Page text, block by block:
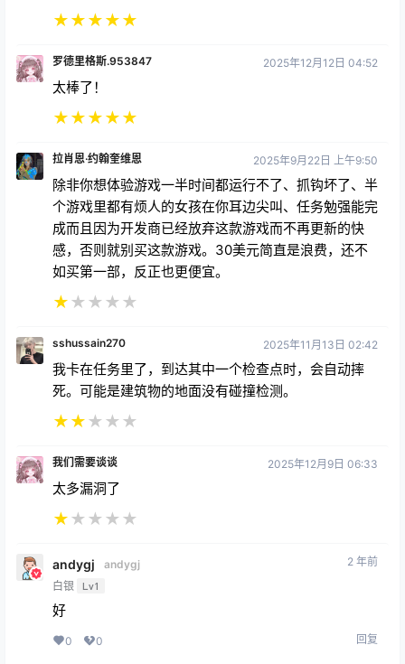
★★★★★
罗德里格斯.953847 2025年12月12日 04:52
太棒了！
★★★★★
拉肖恩·约翰奎维恩 2025年9月22日 上午9:50
除非你想体验游戏一半时间都运行不了、抓钩坏了、半
个游戏里都有烦人的女孩在你耳边尖叫、任务勉强能完
成而且因为开发商已经放弃这款游戏而不再更新的快
感，否则就别买这款游戏。30美元简直是浪费，还不
如买第一部，反正也更便宜。
★★ ★ ★ ★
sshussain270 2025年11月13日 02:42
我卡在任务里了，到达其中一个检查点时，会自动摔
死。可能是建筑物的地面没有碰撞检测。
★★★ ★ ★
我们需要谈谈 2025年12月9日 06:33
太多漏洞了
★★ ★ ★ ★
andygj
andygj
白银
Lv1
2 年前
好
0 0 回复